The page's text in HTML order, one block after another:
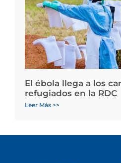
El ébola llega a los
refugiados en la RDC
Leer Más >>